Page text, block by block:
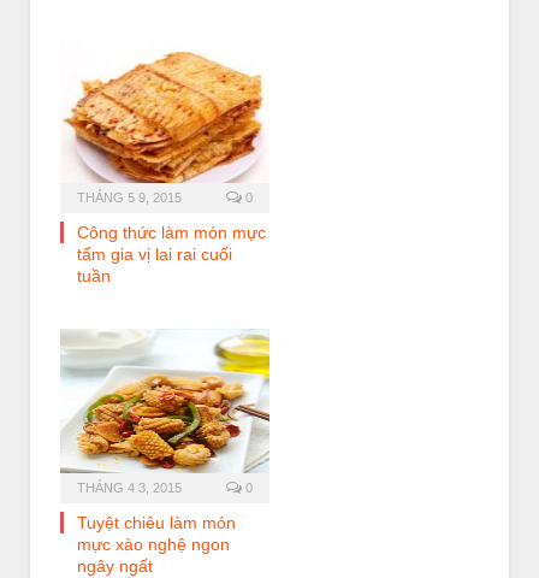
THÁNG 5 9, 2015 0
Công thức làm món mực
tẩm gia vị lai rai cuối
tuần
THÁNG 4 3, 2015 0
Tuyệt chiêu làm món
mực xào nghệ ngon
ngây ngất